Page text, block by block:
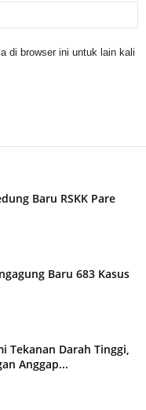
di browser ini untuk lain kali
Baru RSKK Pare
Baru 683 Kasus
Tekanan Darah Tinggi,
Anggap...